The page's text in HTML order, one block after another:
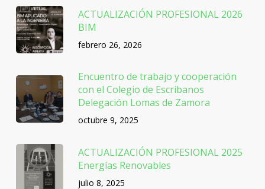
ACTUALIZACIÓN PROFESIONAL 2026
BIM
febrero 26, 2026
Encuentro de trabajo y cooperación
con el Colegio de Escribanos
Delegación Lomas de Zamora
octubre 9, 2025
ACTUALIZACIÓN PROFESIONAL 2025
Energías Renovables
julio 8, 2025